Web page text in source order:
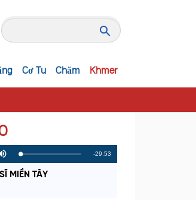
Cơ Tu Chăm Khmer
M
u
e
L
o
a
d
P
r
o
g
R
-29:53
MIỀN TÂY